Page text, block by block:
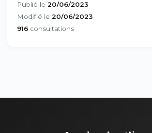
Publié le 20/06/2023
Modifié le 20/06/2023
916 consultations